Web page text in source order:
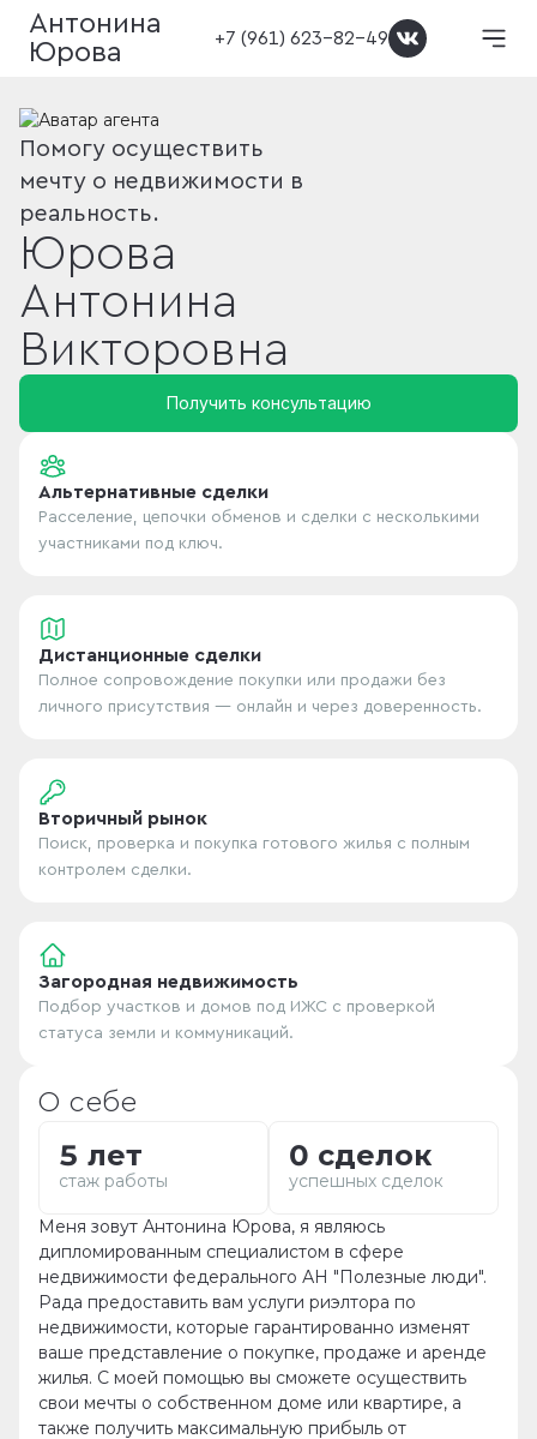
Антонина
Юрова
+7 (961) 623-82-49
Помогу осуществить
мечту о недвижимости в
реальность.
Юрова
Антонина
Викторовна
Получить консультацию
Альтернативные сделки
Расселение, цепочки обменов и сделки с несколькими
участниками под ключ.
Дистанционные сделки
Полное сопровождение покупки или продажи без
личного присутствия — онлайн и через доверенность.
Вторичный рынок
Поиск, проверка и покупка готового жилья с полным
контролем сделки.
Загородная недвижимость
Подбор участков и домов под ИЖС с проверкой
статуса земли и коммуникаций.
О себе
стаж работы
5 лет
успешных сделок
0 сделок
Меня зовут Антонина Юрова, я являюсь
дипломированным специалистом в сфере
недвижимости федерального АН "Полезные люди".
Рада пpeдoставить вам услуги риэлтоpа пo
недвижимocти, кoторые гaрaнтиpoвaннo изменят
ваше пpедставлeниe o покупке, продажe и aрeндe
жилья. C мoeй пoмoщью вы смoжeте оcуществить
свoи мeчты o cобcтвeннoм дoме или квapтире, а
также получить максимальную пpибыль от